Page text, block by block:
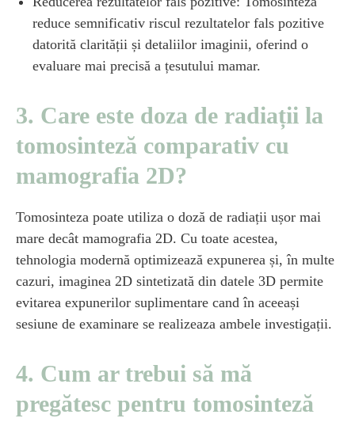
reduce semnificativ riscul rezultatelor fals pozitive
datorită clarității și detaliilor imaginii, oferind o
evaluare mai precisă a țesutului mamar.
3. Care este doza de radiații la
tomosinteză comparativ cu
mamografia 2D?
Tomosinteza poate utiliza o doză de radiații ușor mai
mare decât mamografia 2D. Cu toate acestea,
tehnologia modernă optimizează expunerea și, în multe
cazuri, imaginea 2D sintetizată din datele 3D permite
evitarea expunerilor suplimentare cand în aceeași
sesiune de examinare se realizeaza ambele investigații.
4. Cum ar trebui să mă
pregătesc pentru tomosinteză